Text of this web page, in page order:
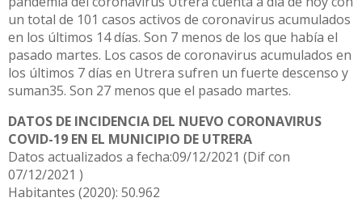
un total de 101 casos activos de coronavirus acumulados
en los últimos 14 días. Son 7 menos de los que había el
pasado martes. Los casos de coronavirus acumulados en
los últimos 7 días en Utrera sufren un fuerte descenso y
suman35. Son 27 menos que el pasado martes.
DATOS DE INCIDENCIA DEL NUEVO CORONAVIRUS
COVID-19 EN EL MUNICIPIO DE UTRERA
Datos actualizados a fecha:09/12/2021 (Dif con
07/12/2021 )
Habitantes (2020): 50.962